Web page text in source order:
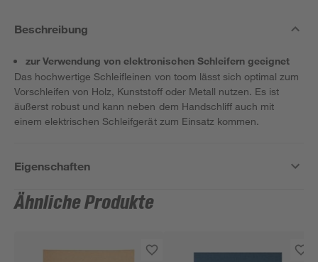
Beschreibung
zur Verwendung von elektronischen Schleifern geeignet
Das hochwertige Schleifleinen von toom lässt sich optimal zum
Vorschleifen von Holz, Kunststoff oder Metall nutzen. Es ist
äußerst robust und kann neben dem Handschliff auch mit
einem elektrischen Schleifgerät zum Einsatz kommen.
Eigenschaften
Ähnliche Produkte